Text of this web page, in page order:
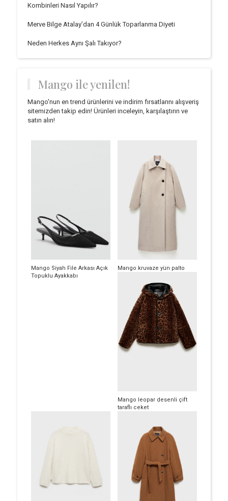
Kombinleri Nasıl Yapılır?
Merve Bilge Atalay’dan 4 Günlük Toparlanma Diyeti
Neden Herkes Aynı Şalı Takıyor?
Mango ile yenilen!
Mango'nun en trend ürünlerini ve indirim fırsatlarını alışveriş
sitemizden takip edin! Ürünleri inceleyin, karşılaştırın ve
satın alın!
Mango Siyah File Arkası Açık
Topuklu Ayakkabı
Mango kruvaze yün palto
Mango leopar desenli çift
taraflı ceket